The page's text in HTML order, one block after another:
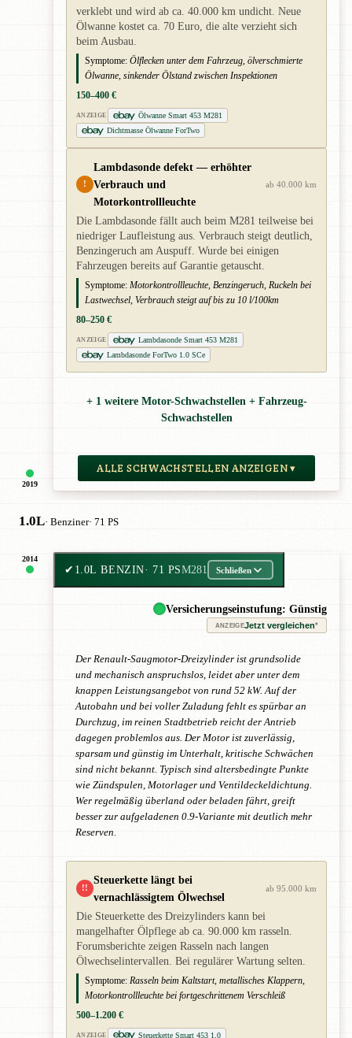
2019
verklebt und wird ab ca. 40.000 km undicht. Neue
Ölwanne kostet ca. 70 Euro, die alte verzieht sich
beim Ausbau.
Symptome: Ölflecken unter dem Fahrzeug, ölverschmierte
Ölwanne, sinkender Ölstand zwischen Inspektionen
150–400 €
ANZEIGE
Ölwanne Smart 453 M281
Dichtmasse Ölwanne ForTwo
!
Lambdasonde defekt — erhöhter
Verbrauch und
Motorkontrollleuchte
ab 40.000 km
Die Lambdasonde fällt auch beim M281 teilweise bei
niedriger Laufleistung aus. Verbrauch steigt deutlich,
Benzingeruch am Auspuff. Wurde bei einigen
Fahrzeugen bereits auf Garantie getauscht.
Symptome: Motorkontrollleuchte, Benzingeruch, Ruckeln bei
Lastwechsel, Verbrauch steigt auf bis zu 10 l/100km
80–250 €
ANZEIGE
Lambdasonde Smart 453 M281
Lambdasonde ForTwo 1.0 SCe
+ 1 weitere Motor-Schwachstellen + Fahrzeug-
Schwachstellen
ALLE SCHWACHSTELLEN ANZEIGEN ▾
1.0L· Benziner· 71 PS
2014
✔ 1.0L BENZIN· 71 PSM281 Schließen
Versicherungseinstufung: Günstig
ANZEIGEJetzt vergleichen*
Der Renault-Saugmotor-Dreizylinder ist grundsolide
und mechanisch anspruchslos, leidet aber unter dem
knappen Leistungsangebot von rund 52 kW. Auf der
Autobahn und bei voller Zuladung fehlt es spürbar an
Durchzug, im reinen Stadtbetrieb reicht der Antrieb
dagegen problemlos aus. Der Motor ist zuverlässig,
sparsam und günstig im Unterhalt, kritische Schwächen
sind nicht bekannt. Typisch sind altersbedingte Punkte
wie Zündspulen, Motorlager und Ventildeckeldichtung.
Wer regelmäßig überland oder beladen fährt, greift
besser zur aufgeladenen 0.9-Variante mit deutlich mehr
Reserven.
!!
Steuerkette längt bei
vernachlässigtem Ölwechsel
ab 95.000 km
Die Steuerkette des Dreizylinders kann bei
mangelhafter Ölpflege ab ca. 90.000 km rasseln.
Forumsberichte zeigen Rasseln nach langen
Ölwechselintervallen. Bei regulärer Wartung selten.
Symptome: Rasseln beim Kaltstart, metallisches Klappern,
Motorkontrollleuchte bei fortgeschrittenem Verschleiß
500–1.200 €
ANZEIGE
Steuerkette Smart 453 1.0